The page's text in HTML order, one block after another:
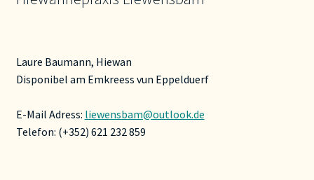
Laure Baumann, Hiewan
Disponibel am Emkreess vun Eppelduerf
E-Mail Adress: liewensbam@outlook.de
Telefon: (+352) 621 232 859